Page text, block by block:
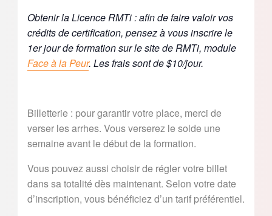
Obtenir la Licence RMTi : afin de faire valoir vos
crédits de certification, pensez à vous inscrire le
1er jour de formation sur le site de RMTi, module
Face à la Peur. Les frais sont de $10/jour.
Billetterie : pour garantir votre place, merci de
verser les arrhes. Vous verserez le solde une
semaine avant le début de la formation.
Vous pouvez aussi choisir de régler votre billet
dans sa totalité dès maintenant. Selon votre date
d’inscription, vous bénéficiez d’un tarif préférentiel.